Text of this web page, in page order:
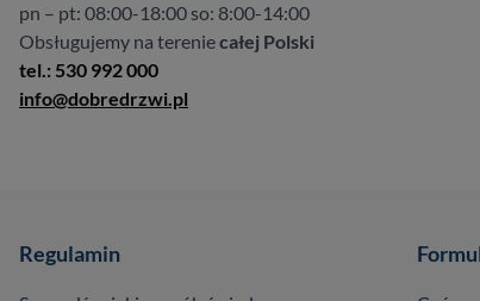
pn – pt: 08:00-18:00 so: 8:00-14:00
Obsługujemy na tereniecałej Polski
tel.: 530 992 000
info@dobredrzwi.pl
Regulamin